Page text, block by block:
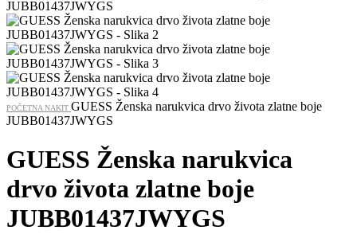
POČETNA NAKIT GUESS Ženska narukvica drvo života zlatne boje
JUBB01437JWYGS
GUESS Ženska narukvica
drvo života zlatne boje
JUBB01437JWYGS